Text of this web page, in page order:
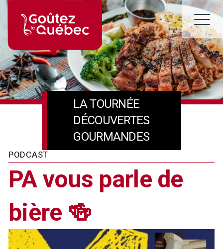
Skip
content
LA TOURNÉE
DÉCOUVERTES
GOURMANDES
PODCAST
PA vous parle de
bière 🍻